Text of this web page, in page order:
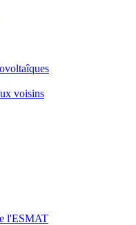
voisins
l'ESMAT